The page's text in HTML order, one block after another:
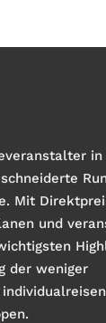
in
Mit
und
der weniger